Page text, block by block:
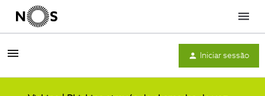
Menu
Iniciar sessão